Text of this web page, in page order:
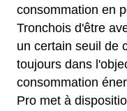
consommation en
Tronchois d'être
un certain seuil de
toujours dans
consommation
Pro met à